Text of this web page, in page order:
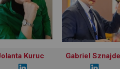
Kuruc Gabriel